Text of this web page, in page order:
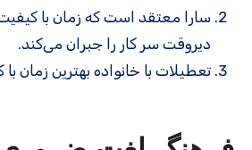
سارا معتقد است که زمان با
دیروقت سر کار را جبران می‌کند.
تعطیلات با خانواده بهترین زمان